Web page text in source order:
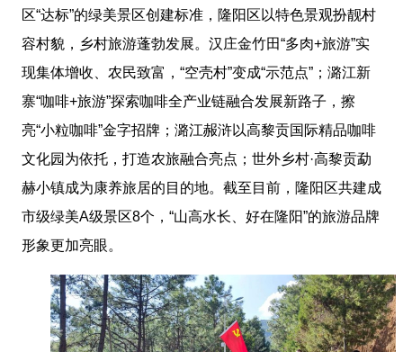
区“达标”的绿美景区创建标准，隆阳区以特色景观扮靓村
容村貌，乡村旅游蓬勃发展。汉庄金竹田“多肉+旅游”实
现集体增收、农民致富，“空壳村”变成“示范点”；潞江新
寨“咖啡+旅游”探索咖啡全产业链融合发展新路子，擦
亮“小粒咖啡”金字招牌；潞江赧浒以高黎贡国际精品咖啡
文化园为依托，打造农旅融合亮点；世外乡村·高黎贡勐
赫小镇成为康养旅居的目的地。截至目前，隆阳区共建成
市级绿美A级景区8个，“山高水长、好在隆阳”的旅游品牌
形象更加亮眼。